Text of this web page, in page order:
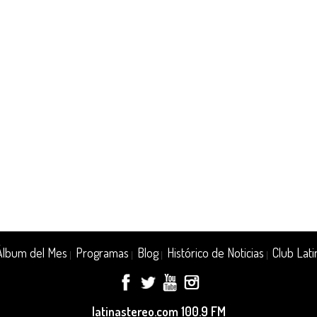
del Mes Programas Blog| Histórico de Noticias Club
latinastereo.com 100.9 FM